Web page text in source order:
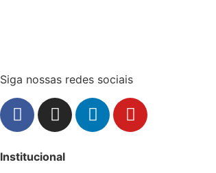
Siga nossas redes sociais
Institucional